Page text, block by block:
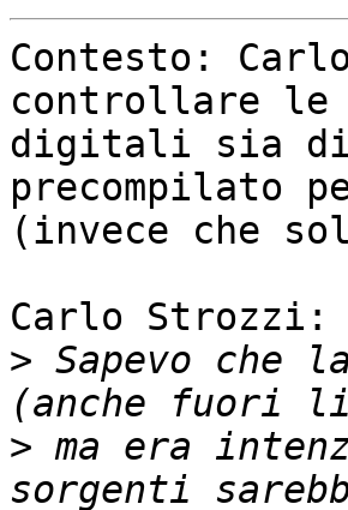
Contesto:
controllare le
digitali sia
precompilato
(invece che
Carlo Strozzi:
> Sapevo che
> ma era